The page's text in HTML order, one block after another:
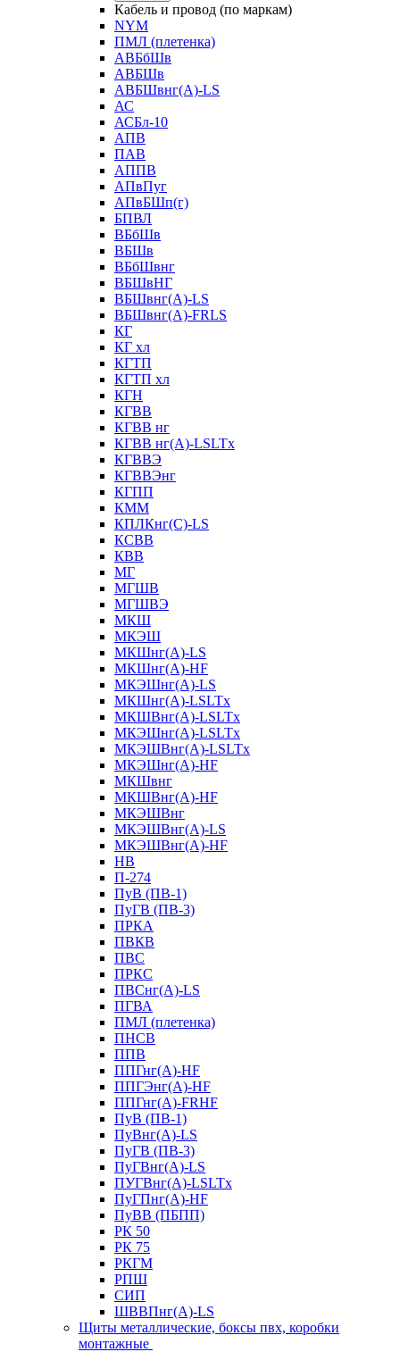
Кабель и провод (по маркам)
NYM
ПМЛ (плетенка)
АВБбШв
АВБШв
АВБШвнг(А)-LS
АС
АСБл-10
АПВ
ПАВ
АППВ
АПвПуг
АПвБШп(г)
БПВЛ
ВБбШв
ВБШв
ВБбШвнг
ВБШвНГ
ВБШвнг(А)-LS
ВБШвнг(А)-FRLS
КГ
КГ хл
КГТП
КГТП хл
КГН
КГВВ
КГВВ нг
КГВВ нг(А)-LSLTx
КГВВЭ
КГВВЭнг
КГПП
КММ
КПЛКнг(C)-LS
КСВВ
КВВ
МГ
МГШВ
МГШВЭ
МКШ
МКЭШ
МКШнг(А)-LS
МКШнг(А)-HF
МКЭШнг(А)-LS
МКШнг(А)-LSLTx
МКШВнг(A)-LSLTx
МКЭШнг(А)-LSLTx
МКЭШВнг(A)-LSLTx
МКЭШнг(А)-HF
МКШвнг
МКШВнг(А)-HF
МКЭШВнг
МКЭШВнг(А)-LS
МКЭШВнг(А)-HF
НВ
П-274
ПуВ (ПВ-1)
ПуГВ (ПВ-3)
ПРКА
ПВКВ
ПВС
ПРКС
ПВСнг(А)-LS
ПГВА
ПМЛ (плетенка)
ПНСВ
ППВ
ППГнг(А)-HF
ППГЭнг(А)-HF
ППГнг(А)-FRHF
ПуВ (ПВ-1)
ПуВнг(А)-LS
ПуГВ (ПВ-3)
ПуГВнг(А)-LS
ПУГВнг(А)-LSLTx
ПуГПнг(А)-HF
ПуВВ (ПБПП)
РК 50
РК 75
РКГМ
РПШ
СИП
ШВВПнг(А)-LS
Щиты металлические, боксы пвх, коробки
монтажные